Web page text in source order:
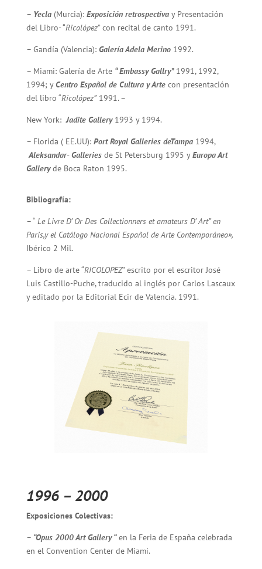
– Yecla(Murcia): Exposición retrospectivay Presentación
del Libro- “Ricolópez” con recital de canto 1991.
– Gandía (Valencia): Galería Adela Merino1992.
– Miami: Galería de Arte “ Embassy Gallry”1991, 1992,
1994; y Centro Español de Cultura y Artecon presentación
del libro “Ricolópez”1991. –
New York: Jadite Gallery1993 y 1994.
– Florida ( EE.UU): Port Royal Galleries deTampa1994,
Aleksandar- Galleriesde St Petersburg 1995 yEuropa Art
Galleryde Boca Raton 1995.
Bibliografía:
– “ Le Livre D’ Or Des Collectionners et amateurs D’ Art” en
Paris,y el Catálogo Nacional Español de Arte Contemporáneo»,
Ibérico 2 Mil.
– Libro de arte “RICOLOPEZ” escrito por el escritor José
Luis Castillo-Puche, traducido al inglés por Carlos Lascaux
y editado por la Editorial Ecir de Valencia. 1991.
1996 – 2000
Exposiciones Colectivas:
– “Opus 2000 Art Gallery “en la Feria de España celebrada
en el Convention Center de Miami.